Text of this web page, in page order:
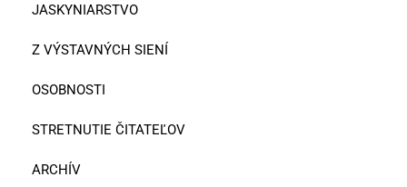
JASKYNIARSTVO
Z VÝSTAVNÝCH SIENÍ
OSOBNOSTI
STRETNUTIE ČITATEĽOV
ARCHÍV